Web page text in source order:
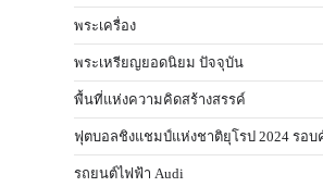
พระเครื่อง
พระเหรียญยอดนิยม ปัจจุบัน
พื้นที่แห่งความคิดสร้างสรรค์
ฟุตบอลชิงแชมป์แห่งชาติยุโรป 2024 รอบ
รถยนต์ไฟฟ้า Audi